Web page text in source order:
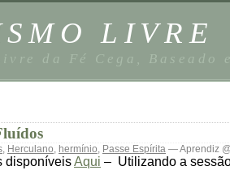
LIVRE
da Fé Cega,
, Herculano, hermínio, Passe Espírita — Aprendiz
disponíveisAqui – Utilizando a